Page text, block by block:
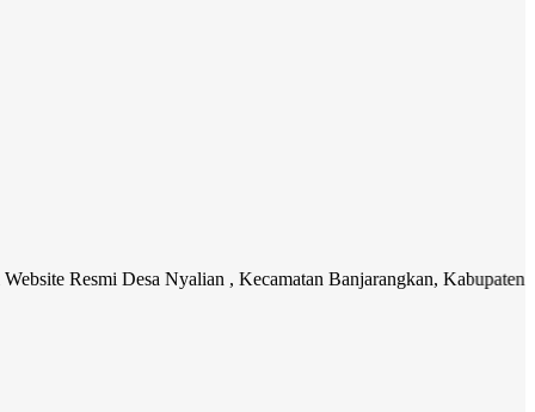
Desa Nyalian , Kecamatan Banjarangkan, Kabupaten